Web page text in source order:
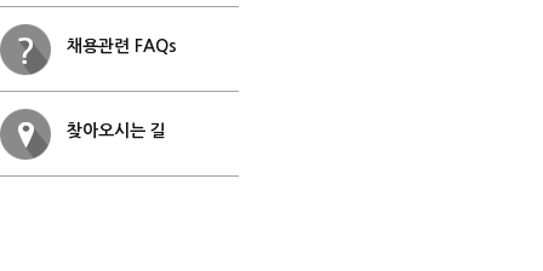
채용관련 FAQs
찾아오시는 길